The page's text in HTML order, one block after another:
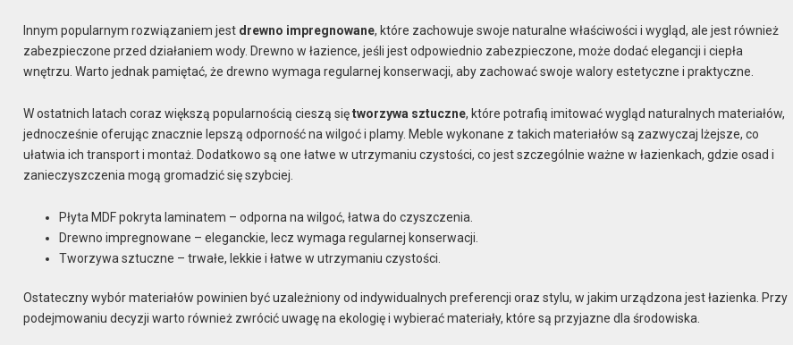
Innym popularnym rozwiązaniem jest drewno impregnowane, które zachowuje swoje naturalne właściwości i wygląd, ale jest również
zabezpieczone przed działaniem wody. Drewno w łazience, jeśli jest odpowiednio zabezpieczone, może dodać elegancji i ciepła
wnętrzu. Warto jednak pamiętać, że drewno wymaga regularnej konserwacji, aby zachować swoje walory estetyczne i praktyczne.
W ostatnich latach coraz większą popularnością cieszą siętworzywa sztuczne, które potrafią imitować wygląd naturalnych materiałów,
jednocześnie oferując znacznie lepszą odporność na wilgoć i plamy. Meble wykonane z takich materiałów są zazwyczaj lżejsze, co
ułatwia ich transport i montaż. Dodatkowo są one łatwe w utrzymaniu czystości, co jest szczególnie ważne w łazienkach, gdzie osad i
zanieczyszczenia mogą gromadzić się szybciej.
Płyta MDF pokryta laminatem – odporna na wilgoć, łatwa do czyszczenia.
Drewno impregnowane – eleganckie, lecz wymaga regularnej konserwacji.
Tworzywa sztuczne – trwałe, lekkie i łatwe w utrzymaniu czystości.
Ostateczny wybór materiałów powinien być uzależniony od indywidualnych preferencji oraz stylu, w jakim urządzona jest łazienka. Przy
podejmowaniu decyzji warto również zwrócić uwagę na ekologię i wybierać materiały, które są przyjazne dla środowiska.